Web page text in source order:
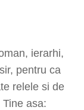
ierarhi,
pentru ca
relele si de
asa: